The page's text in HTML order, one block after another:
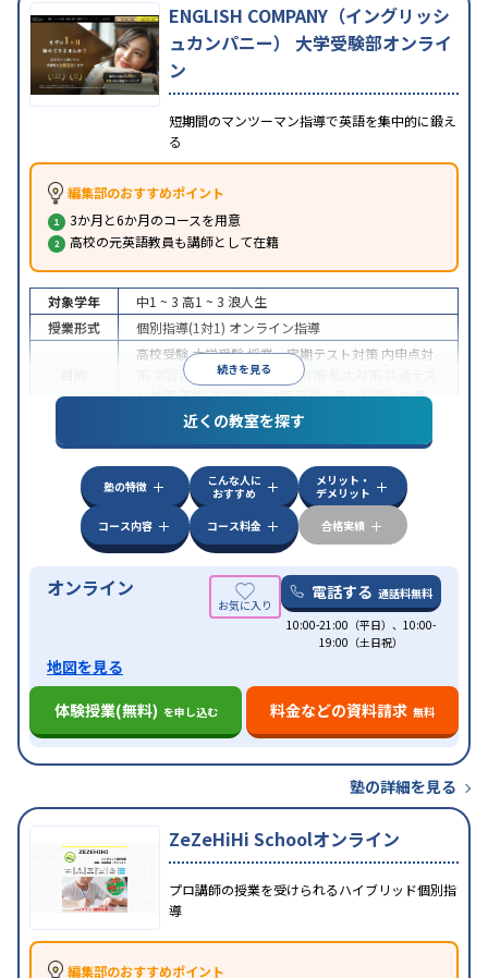
ENGLISH COMPANY（イングリッシ
ュカンパニー） 大学受験部オンライ
ン
短期間のマンツーマン指導で英語を集中的に鍛え
る
編集部のおすすめポイント
3か月と6か月のコースを用意
高校の元英語教員も講師として在籍
続きを見る
対象学年 中1 ~ 3 高1 ~ 3 浪人生
授業形式
個別指導(1対1) オンライン指導
高校受験大学受験授業・定期テスト対策 内申点対
学習習慣の定着国公立大対策
ト対策英検(英語検定)対策英語・英会話特化対策
特徴
中高一貫校生に対応授業の振替可能
学習にPC・タブレットを利用オンライン対応1
科目から受講可能
近くの教室を探す
塾の特徴
こんな人に
おすすめ
メリット・
デメリット
コース内容
コース料金 合格実績
オンライン 電話する 通話料無料
10:00-21:00（平日）、10:00-
19:00（土日祝）
地図を見る
体験授業(無料) を申し込む 料金などの資料請求 無料
塾の詳細を見る
ZeZeHiHi Schoolオンライン
プロ講師の授業を受けられるハイブリッド個別指
導
編集部のおすすめポイント